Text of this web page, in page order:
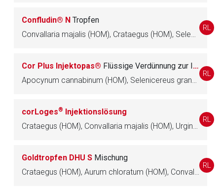
Confludin® N Tropfen
Convallaria majalis (HOM), Crataegus (HOM), Selenicereus grandiflorus (HOM), Spigelia anthelmia (HOM), Urginea maritima (HOM)
RL
Cor Plus Injektopas® Flüssige Verdünnung zur Injektion
Apocynum cannabinum (HOM), Selenicereus grandiflorus (HOM), Convallaria majalis (HOM), Prunus laurocerasus (HOM), Strophanthus gratus (HOM)
RL
corLoges® Injektionslösung
Crataegus (HOM), Convallaria majalis (HOM), Urginea maritima (HOM), Lachesis (HOM)
RL
Goldtropfen DHU S Mischung
Crataegus (HOM), Aurum chloratum (HOM), Convallaria majalis (HOM), Strychnos ignatii (HOM), Arnica montana (HOM)
RL
Zurück zur rote-liste.de Zur Seite